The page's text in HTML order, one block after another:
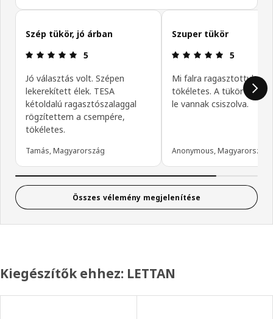
Vásárlói vélemények kihagyása
Szép tükör, jó árban
Értékelés: 5 / 5 csillagok.
5
Jó választás volt. Szépen
lekerekített élek. TESA
kétoldalú ragasztószalaggal
rögzítettem a csempére,
tökéletes.
Tamás, Magyarország
Szuper tükör
Értékelés:
5
Mi falra ragasztottuk és
tökéletes. A tükör élei
le vannak csiszolva.
Anonymous, Magyarország
Összes vélemény megjelenítése
Kiegészítők ehhez: LETTAN